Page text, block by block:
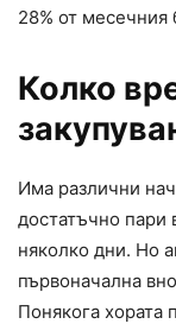
28% от месечния
Колко
Има различни
достатъчно пари
няколко дни. Но
първоначална
Понякога хората